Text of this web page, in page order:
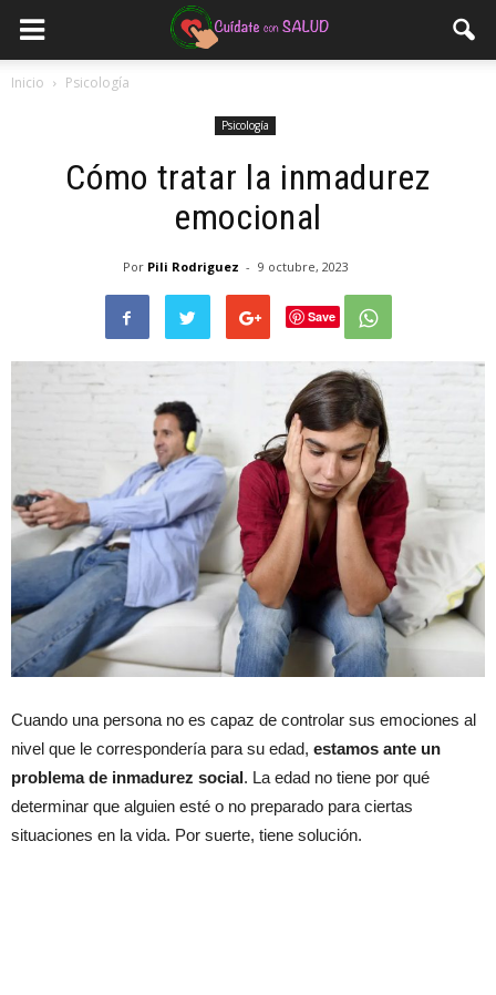
Inicio Psicología
Psicología
Cómo tratar la inmadurez
emocional
Por Pili Rodriguez - 9 octubre, 2023
Save
Cuando una persona no es capaz de controlar sus emociones al
nivel que le correspondería para su edad, estamos ante un
problema de inmadurez social. La edad no tiene por qué
determinar que alguien esté o no preparado para ciertas
situaciones en la vida. Por suerte, tiene solución.